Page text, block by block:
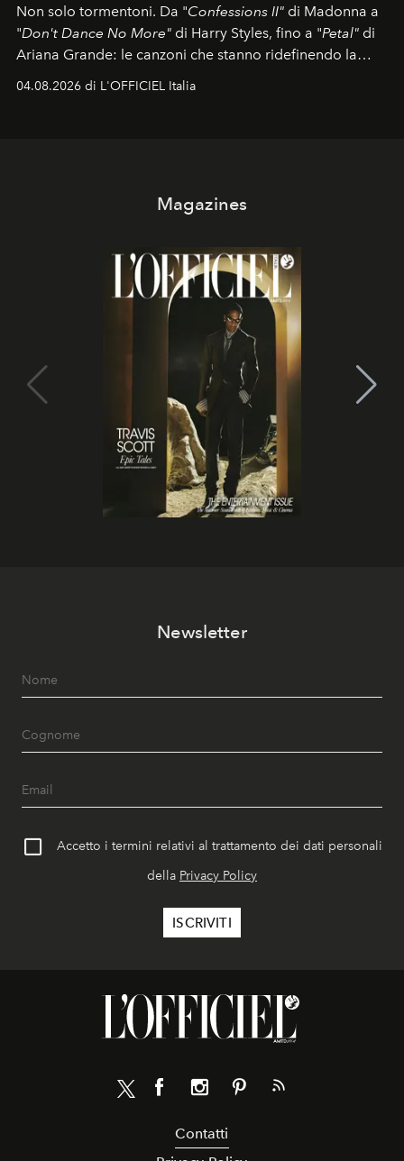
Non solo tormentoni. Da "Confessions II" di Madonna a
"Don't Dance No More" di Harry Styles, fino a "Petal" di
Ariana Grande: le canzoni che stanno ridefinendo la
colonna sonora della stagione.
04.08.2026 di L'OFFICIEL Italia
Magazines
Newsletter
Accetto i termini relativi al trattamento dei dati personali
della Privacy Policy
Contatti